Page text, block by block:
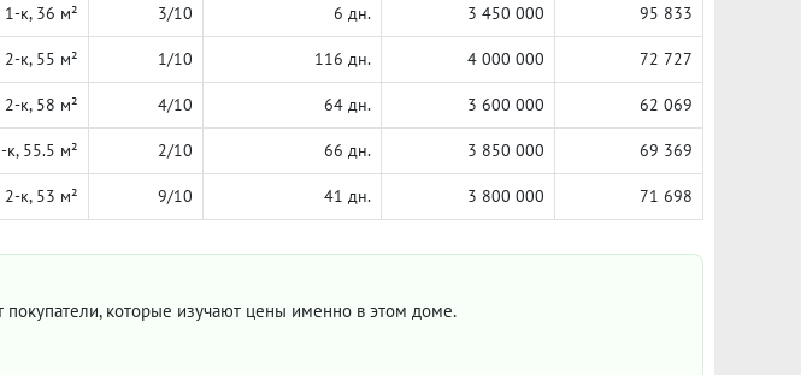
1-к, 36 м² 3/10 6 дн. 3 450 000 95 833
2-к, 55 м² 1/10 116 дн. 4 000 000 72 727
2-к, 58 м² 4/10 64 дн. 3 600 000 62 069
к, 55.5 м² 2/10 66 дн. 3 850 000 69 369
2-к, 53 м² 9/10 41 дн. 3 800 000 71 698
покупатели, которые изучают цены именно в этом доме.